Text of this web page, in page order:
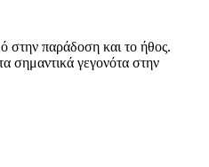
στην παράδοση και το ήθος.
σημαντικά γεγονότα στην